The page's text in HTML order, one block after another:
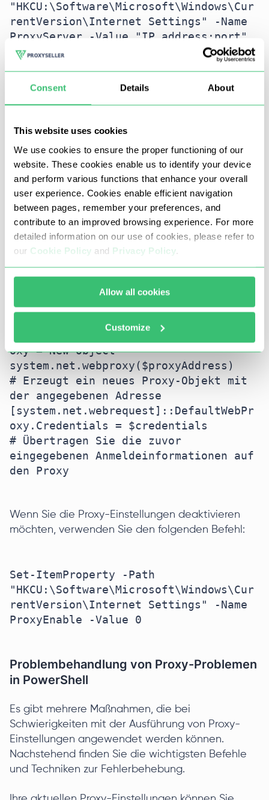
Consent Details About
This website uses cookies
We use cookies to ensure the proper functioning of our
website. These cookies enable us to identify your device
and perform various functions that enhance your overall
user experience. Cookies enable efficient navigation
between pages, remember your preferences, and
contribute to an improved browsing experience. For more
detailed information on our use of cookies, please refer to
our Cookie Policy and Privacy Policy
Allow all cookies
Customize
"HKCU:\Software\Microsoft\Windows\Cur
rentVersion\Internet Settings" -Name
ProxyServer -Value "IP address:port"
Set-ItemProperty -Path
"HKCU:\Software\Microsoft\Windows\Cur
rentVersion\Internet Settings" -Name
Anmeldeinformationen benötigt, gehen Sie wie
folgt vor:
$proxyAddress = "http://IP
address:port"
# Hier geben wir die Adresse des
$credentials = Get-Credential
# Mit diesem Befehl werden Sie
aufgefordert, den Benutzernamen und
[system.net.webrequest]::DefaultWebPr
oxy = New-Object
system.net.webproxy($proxyAddress)
# Erzeugt ein neues Proxy-Objekt mit
der angegebenen Adresse
[system.net.webrequest]::DefaultWebPr
oxy.Credentials = $credentials
# Übertragen Sie die zuvor
eingegebenen Anmeldeinformationen auf
den Proxy
Wenn Sie die Proxy-Einstellungen deaktivieren
möchten, verwenden Sie den folgenden Befehl:
Set-ItemProperty -Path
"HKCU:\Software\Microsoft\Windows\Cur
rentVersion\Internet Settings" -Name
ProxyEnable -Value 0
Problembehandlung von Proxy-Problemen
in PowerShell
Es gibt mehrere Maßnahmen, die bei
Schwierigkeiten mit der Ausführung von Proxy-
Einstellungen angewendet werden können.
Nachstehend finden Sie die wichtigsten Befehle
und Techniken zur Fehlerbehebung.